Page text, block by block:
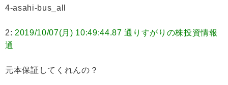
4-asahi-bus_all
2: 2019/10/07(月) 10:49:44.87 通りすがりの株投資情報
通
元本保証してくれんの？